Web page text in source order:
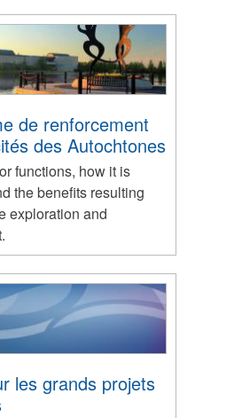
de renforcement
des Autochtones
functions, how it is
the benefits resulting
exploration and
les grands projets